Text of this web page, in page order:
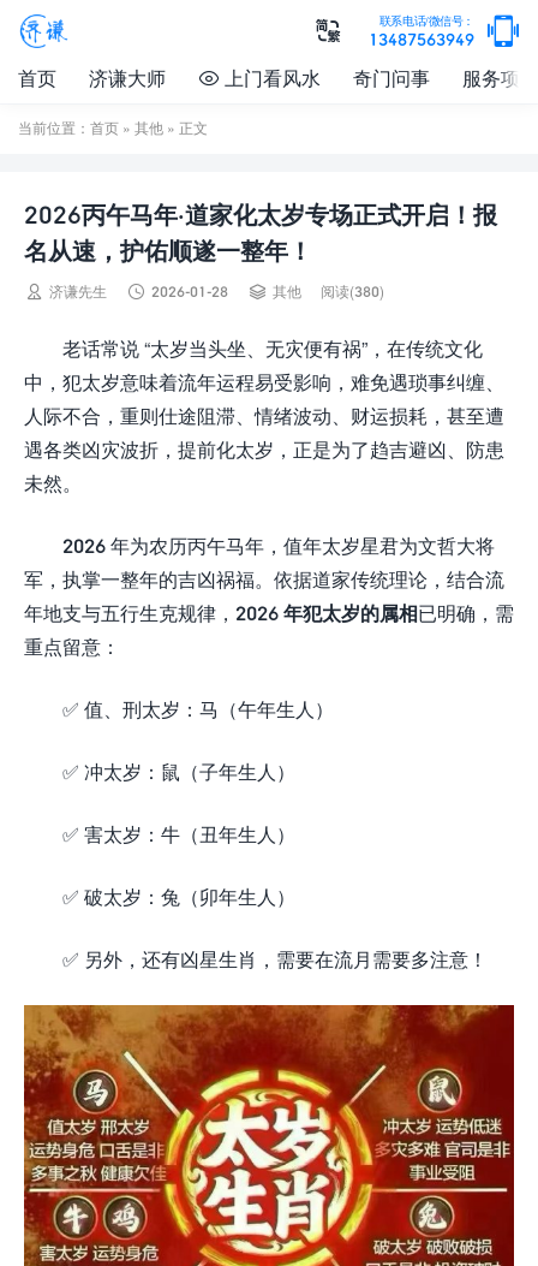
联系电话/微信号：
13487563949 

首页 济谦大师  上门看风水 奇门问事 服务项目
当前位置： 首页 » 其他 » 正文
2026丙午马年·道家化太岁专场正式开启！报
名从速，护佑顺遂一整年！
 济谦先生  2026-01-28  其他 阅读(380)
老话常说 “太岁当头坐、无灾便有祸”，在传统文化
中，犯太岁意味着流年运程易受影响，难免遇琐事纠缠、
人际不合，重则仕途阻滞、情绪波动、财运损耗，甚至遭
遇各类凶灾波折，提前化太岁，正是为了趋吉避凶、防患
未然。
2026 年为农历丙午马年，值年太岁星君为文哲大将
军，执掌一整年的吉凶祸福。依据道家传统理论，结合流
年地支与五行生克规律， 2026 年犯太岁的属相已明确，需
重点留意：
✅ 值、刑太岁：马（午年生人）
✅ 冲太岁：鼠（子年生人）
✅ 害太岁：牛（丑年生人）
✅ 破太岁：兔（卯年生人）
✅ 另外，还有凶星生肖，需要在流月需要多注意！